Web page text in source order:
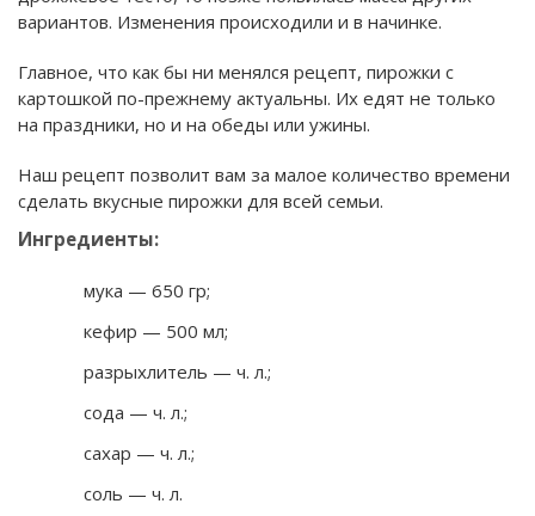
вариантов. Изменения происходили и в начинке.
Главное, что как бы ни менялся рецепт, пирожки с
картошкой по-прежнему актуальны. Их едят не только
на праздники, но и на обеды или ужины.
Наш рецепт позволит вам за малое количество времени
сделать вкусные пирожки для всей семьи.
Ингредиенты:
мука — 650 гр;
кефир — 500 мл;
разрыхлитель — ч. л.;
сода — ч. л.;
сахар — ч. л.;
соль — ч. л.